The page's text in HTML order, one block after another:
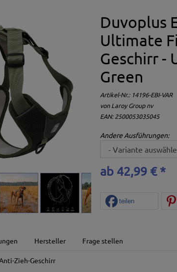
Duvoplus
Ultimate
Geschirr -
Green
Artikel-Nr.: 14196-EBI-VAR
vonLaroy Group nv
EAN: 2500053035045
Andere Ausführungen:
ab 42,99 € *
teilen
Hersteller Frage stellen
Zieh-Geschirr